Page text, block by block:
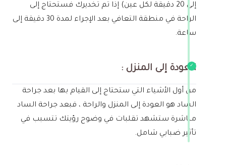
إلى 20 دقيقة لكل عين) إذا تم تخديرك فستحتاج إلى
الراحة في منطقة التعافي بعد الإجراء لمدة 30 دقيقة إلى
ساعة.
العودة إلى المنزل :
من أول الأشياء التي ستحتاج إلى القيام بها بعد جراحة
الساد هو العودة إلى المنزل والراحة ، فبعد جراحة الساد
مباشرة ستشهد تقلبات في وضوح رؤيتك تتسبب في
تأثير ضبابي شامل.